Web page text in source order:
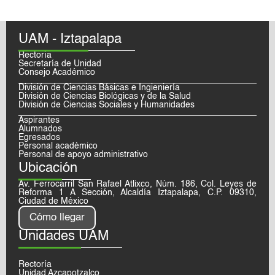
UAM - Iztapalapa
Rectoría
Secretaría de Unidad
Consejo Académico
División de Ciencias Básicas e Ingieniería
División de Ciencias Biológicas y de la Salud
División de Ciencias Sociales y Humanidades
Aspirantes
Alumnados
Egresados
Personal académico
Personal de apoyo administrativo
Ubicación
Av. Ferrocarril San Rafael Atlixco, Núm. 186, Col. Leyes de
Reforma 1 A Sección, Alcaldía Iztapalapa, C.P. 09310,
Ciudad de México
Cómo llegar
Unidades UAM
Rectoría
Unidad Azcapotzalco